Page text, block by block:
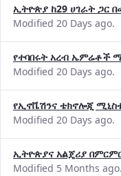
ኢትዮጵያ ከ29 ሀገራት ጋር
Modified 20 Days ago.
የተባበሩት አረብ ኤምሬቶች
Modified 20 Days ago.
የኢኖቬሽንና ቴክኖሎጂ
Modified 20 Days ago.
ኢትዮጵያና አልጄሪያ
Modified 5 Months ago.